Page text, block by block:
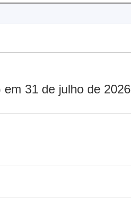
31 de julho de 2026